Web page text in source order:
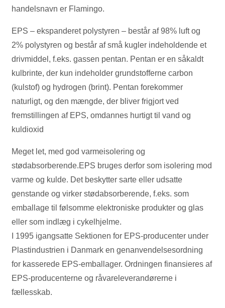
handelsnavn er Flamingo.
EPS – ekspanderet polystyren – består af 98% luft og
2% polystyren og består af små kugler indeholdende et
drivmiddel, f.eks. gassen pentan. Pentan er en såkaldt
kulbrinte, der kun indeholder grundstofferne carbon
(kulstof) og hydrogen (brint). Pentan forekommer
naturligt, og den mængde, der bliver frigjort ved
fremstillingen af EPS, omdannes hurtigt til vand og
kuldioxid
Meget let, med god varmeisolering og
stødabsorberende.EPS bruges derfor som isolering mod
varme og kulde. Det beskytter sarte eller udsatte
genstande og virker stødabsorberende, f.eks. som
emballage til følsomme elektroniske produkter og glas
eller som indlæg i cykelhjelme.
I 1995 igangsatte Sektionen for EPS-producenter under
Plastindustrien i Danmark en genanvendelsesordning
for kasserede EPS-emballager. Ordningen finansieres af
EPS-producenterne og råvareleverandørerne i
fællesskab.